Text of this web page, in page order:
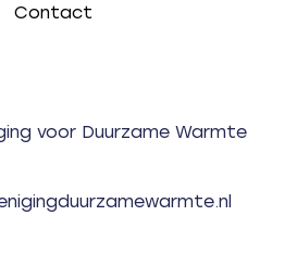
Contact
voor Duurzame Warmte